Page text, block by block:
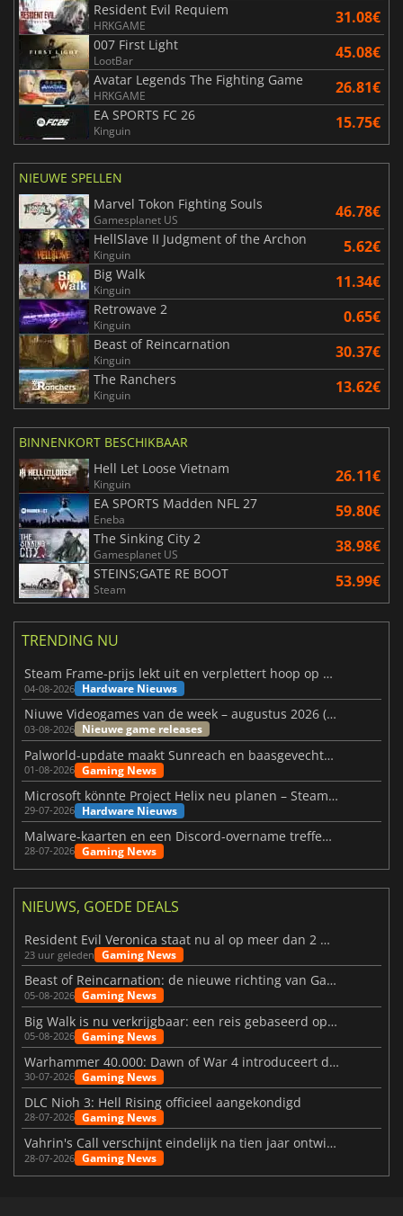
Resident Evil Requiem
HRKGAME 31.08€
007 First Light
LootBar 45.08€
Avatar Legends The Fighting Game
HRKGAME 26.81€
EA SPORTS FC 26
Kinguin 15.75€
NIEUWE SPELLEN
Marvel Tokon Fighting Souls
Gamesplanet US 46.78€
HellSlave II Judgment of the Archon
Kinguin 5.62€
Big Walk
Kinguin 11.34€
Retrowave 2
Kinguin 0.65€
Beast of Reincarnation
Kinguin 30.37€
The Ranchers
Kinguin 13.62€
BINNENKORT BESCHIKBAAR
Hell Let Loose Vietnam
Kinguin 26.11€
EA SPORTS Madden NFL 27
Eneba 59.80€
The Sinking City 2
Gamesplanet US 38.98€
STEINS;GATE RE BOOT
Steam 53.99€
TRENDING NU
Steam Frame-prijs lekt uit en verplettert hoop op betaalbare VR
04-08-2026 Hardware Nieuws
Niuwe Videogames van de week – augustus 2026 (week 32)
03-08-2026 Nieuwe game releases
Palworld-update maakt Sunreach en baasgevechten stabieler
01-08-2026 Gaming News
Microsoft könnte Project Helix neu planen – Steam-Support wackelt
29-07-2026 Hardware Nieuws
Malware-kaarten en een Discord-overname treffen Meccha Chameleon
28-07-2026 Gaming News
NIEUWS, GOEDE DEALS
Resident Evil Veronica staat nu al op meer dan 2 miljoen verlanglijstjes
23 uur geleden Gaming News
Beast of Reincarnation: de nieuwe richting van Game Freak
05-08-2026 Gaming News
Big Walk is nu verkrijgbaar: een reis gebaseerd op vriendschap
05-08-2026 Gaming News
Warhammer 40.000: Dawn of War 4 introduceert de Necron-factie
30-07-2026 Gaming News
DLC Nioh 3: Hell Rising officieel aangekondigd
28-07-2026 Gaming News
Vahrin's Call verschijnt eindelijk na tien jaar ontwikkeling
28-07-2026 Gaming News